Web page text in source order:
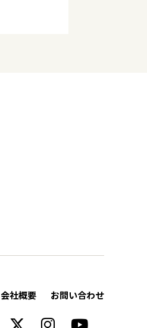
会社概要 お問い合わせ